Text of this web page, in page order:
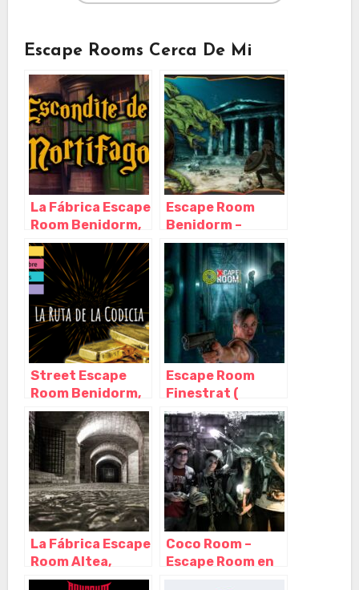
Escape Rooms Cerca De Mi
La Fábrica Escape
Room Benidorm,
Benidorm –
Alicante
Escape Room
Benidorm –
Paradox,
Benidorm –
Alicante
Street Escape
Room Benidorm,
Benidorm –
Alicante
Escape Room
Finestrat (
Benidorm ),
Finestrat –
Alicante
La Fábrica Escape
Room Altea,
Altea – Alicante
Coco Room –
Escape Room en